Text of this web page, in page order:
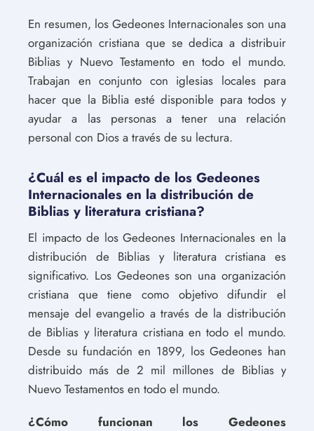
En resumen, los Gedeones Internacionales son una
organización cristiana que se dedica a distribuir
Biblias y Nuevo Testamento en todo el mundo.
Trabajan en conjunto con iglesias locales para
hacer que la Biblia esté disponible para todos y
ayudar a las personas a tener una relación
personal con Dios a través de su lectura.
¿Cuál es el impacto de los Gedeones
Internacionales en la distribución de
Biblias y literatura cristiana?
El impacto de los Gedeones Internacionales en la
distribución de Biblias y literatura cristiana es
significativo. Los Gedeones son una organización
cristiana que tiene como objetivo difundir el
mensaje del evangelio a través de la distribución
de Biblias y literatura cristiana en todo el mundo.
Desde su fundación en 1899, los Gedeones han
distribuido más de 2 mil millones de Biblias y
Nuevo Testamentos en todo el mundo.
¿Cómo funcionan los Gedeones